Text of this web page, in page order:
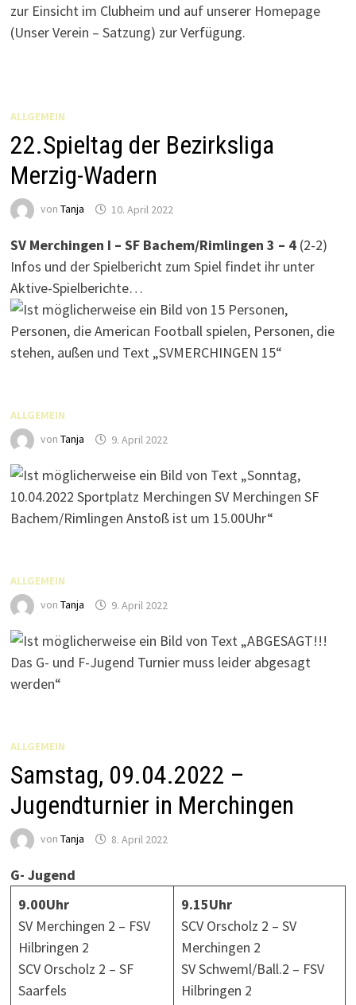
zur Einsicht im Clubheim und auf unserer Homepage
(Unser Verein – Satzung) zur Verfügung.
ALLGEMEIN
22.Spieltag der Bezirksliga
Merzig-Wadern
von Tanja 10. April 2022
SV Merchingen I – SF Bachem/Rimlingen 3 – 4(2-2)
Infos und der Spielbericht zum Spiel findet ihr unter
Aktive-Spielberichte…
ALLGEMEIN
von Tanja 9. April 2022
ALLGEMEIN
von Tanja 9. April 2022
ALLGEMEIN
Samstag, 09.04.2022 –
Jugendturnier in Merchingen
von Tanja 8. April 2022
G- Jugend
9.00Uhr
SV Merchingen 2 – FSV
Hilbringen 2
SCV Orscholz 2 – SF
Saarfels
9.15Uhr
SCV Orscholz 2 – SV
Merchingen 2
SV Schweml/Ball.2 – FSV
Hilbringen 2